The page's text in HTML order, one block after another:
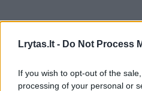
Lrytas.lt - Do Not Process
If you wish to opt-out of the
processing of your personal or
pareigoms – nebevadovaus